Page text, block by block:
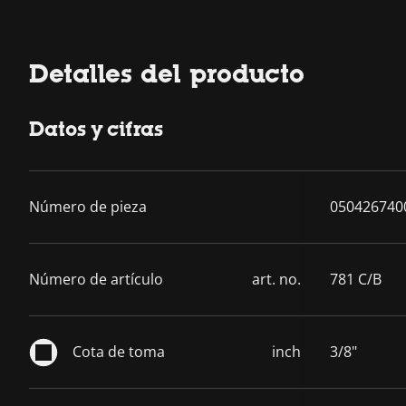
Detalles del producto
Datos y cifras
Número de pieza
Número de artículo art. no. 781 C/B
Cota de toma inch 3/8"